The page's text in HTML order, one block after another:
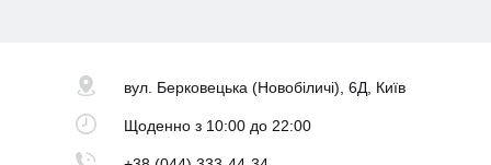
вул. Берковецька(Новобіличі), 6Д, Київ
Щоденноз 10:00 до 22:00